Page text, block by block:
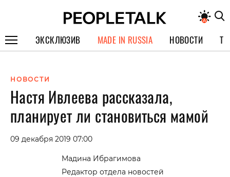
ЭКСКЛЮЗИВ
СПЕЦПРОЕКТЫ
ИНТЕРВЬЮ
ПОКОЛЕНИЕ
MADE IN RUSSIA НОВОСТИ
НОВОСТИ
Настя Ивлеева рассказала,
планирует ли становиться мамой
09 декабря 2019 07:00
Мадина Ибрагимова
Редактор отдела новостей